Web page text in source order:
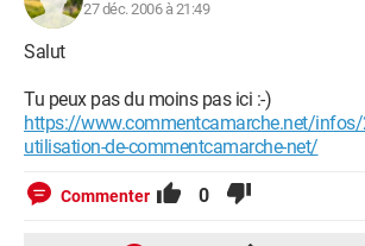
27 déc. 2006 à 21:49
Salut
Tu peux pas du moins pas ici :-)
https://www.commentcamarche.net/infos/
utilisation-de-commentcamarche-net/
Commenter 0